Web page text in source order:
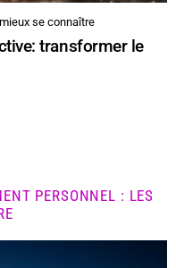
se connaître
transformer le
PERSONNEL : LES